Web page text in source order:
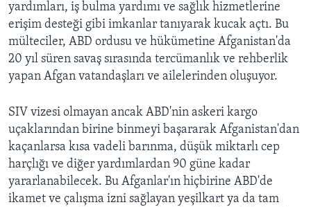
yardımları, iş bulma yardımı ve sağlık hizmetlerine
erişim desteği gibi imkanlar tanıyarak kucak açtı. Bu
mülteciler, ABD ordusu ve hükümetine Afganistan'da
20 yıl süren savaş sırasında tercümanlık ve rehberlik
yapan Afgan vatandaşları ve ailelerinden oluşuyor.
SIV vizesi olmayan ancak ABD'nin askeri kargo
uçaklarından birine binmeyi başararak Afganistan'dan
kaçanlarsa kısa vadeli barınma, düşük miktarlı cep
harçlığı ve diğer yardımlardan 90 güne kadar
yararlanabilecek. Bu Afganlar'ın hiçbirine ABD'de
ikamet ve çalışma izni sağlayan yeşilkart ya da tam